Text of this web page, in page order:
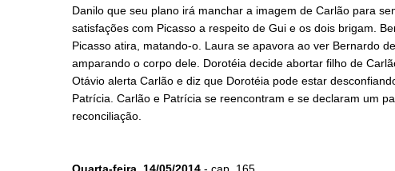
Danilo que seu plano irá manchar a imagem de Carlão para
satisfações com Picasso a respeito de Gui e os dois brigam.
Picasso atira, matando-o. Laura se apavora ao ver Bernardo
amparando o corpo dele. Dorotéia decide abortar filho de
Otávio alerta Carlão e diz que Dorotéia pode estar
Patrícia. Carlão e Patrícia se reencontram e se declaram um
reconciliação.
Quarta-feira, 14/05/2014- cap. 165